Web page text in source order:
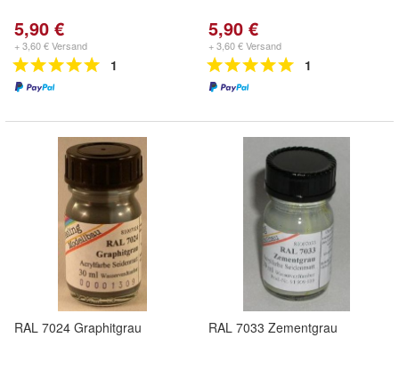
5,90 €
+ 3,60 € Versand
1
5,90 €
+ 3,60 € Versand
1
RAL 7024 Graphitgrau RAL 7033 Zementgrau